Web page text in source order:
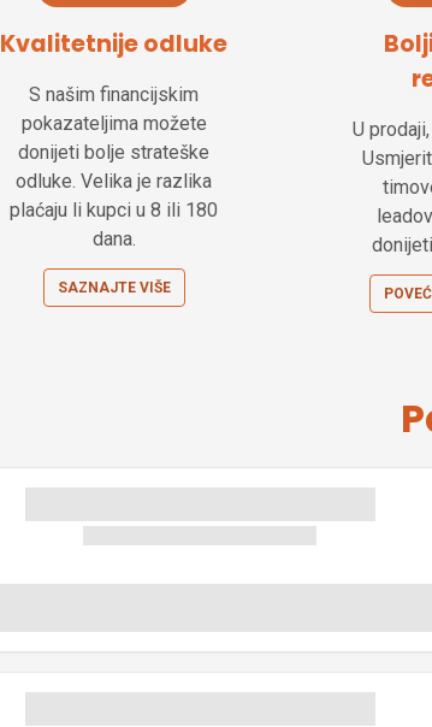
Kvalitetnije odluke
S našim financijskim
pokazateljima možete
donijeti bolje strateške
odluke. Velika je razlika
plaćaju li kupci u 8 ili 180
dana.
SAZNAJTE VIŠE
U